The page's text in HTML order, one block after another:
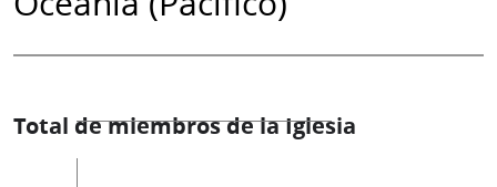
Total de miembros de la Iglesia